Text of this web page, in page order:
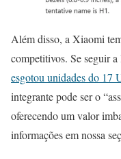
Além disso, a Xiaomi
competitivos. Se seguir
esgotou unidades do 17
integrante pode ser o
oferecendo um valor
informações em nossa